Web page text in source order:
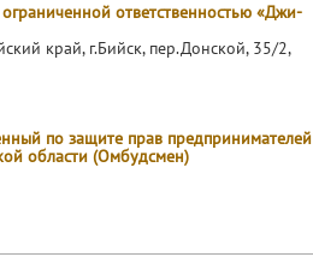
ответственностью «Джи-
край, г.Бийск, пер.Донской, 35/2,
по защите прав предпринимателей
области (Омбудсмен)